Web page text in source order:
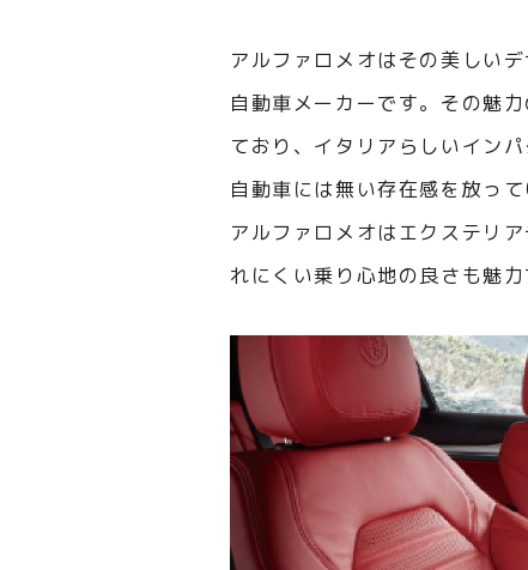
アルファロメオはその美しい
自動車メーカーです。その魅
ており、イタリアらしいイン
自動車には無い存在感を放って
アルファロメオはエクステリ
れにくい乗り心地の良さも魅力